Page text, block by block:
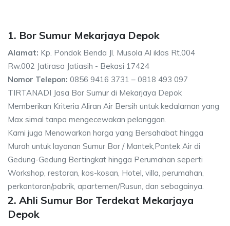
1. Bor Sumur Mekarjaya Depok
Alamat: Kp. Pondok Benda Jl. Musola Al iklas Rt.004
Rw.002 Jatirasa Jatiasih - Bekasi 17424
Nomor Telepon: 0856 9416 3731 – 0818 493 097
TIRTANADI Jasa Bor Sumur di Mekarjaya Depok
Memberikan Kriteria Aliran Air Bersih untuk kedalaman yang
Max simal tanpa mengecewakan pelanggan.
Kami juga Menawarkan harga yang Bersahabat hingga
Murah untuk layanan Sumur Bor / Mantek,Pantek Air di
Gedung-Gedung Bertingkat hingga Perumahan seperti
Workshop, restoran, kos-kosan, Hotel, villa, perumahan,
perkantoran/pabrik, apartemen/Rusun, dan sebagainya.
2. Ahli Sumur Bor Terdekat Mekarjaya
Depok